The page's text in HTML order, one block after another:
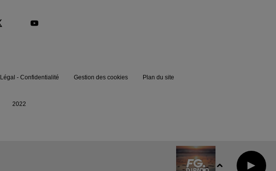
Légal - Confidentialité Gestion des cookies Plan du site
2022